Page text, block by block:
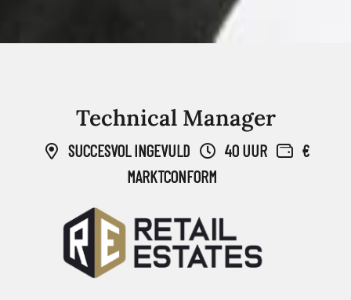
Technical Manager
SUCCESVOL INGEVULD 40 UUR
€
MARKTCONFORM